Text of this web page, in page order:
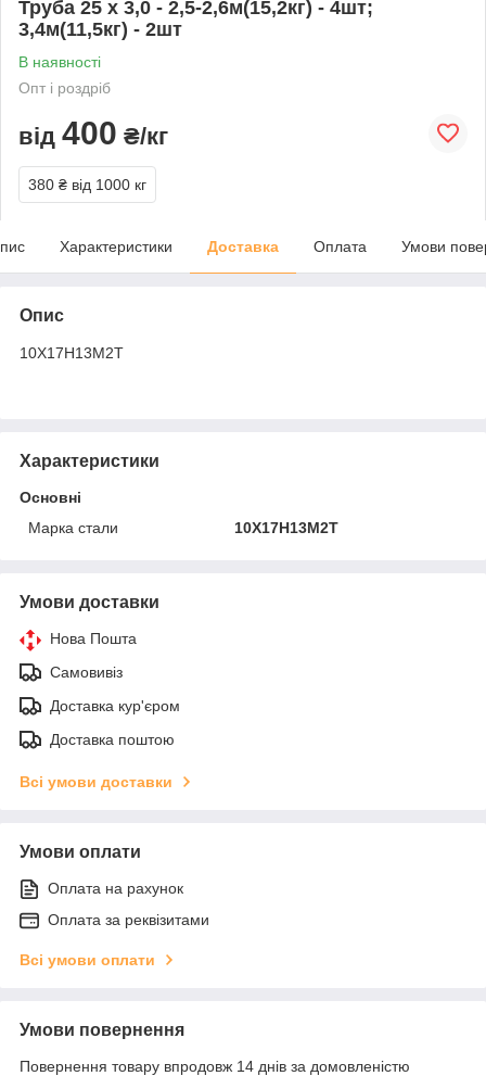
Труба 25 х 3,0 - 2,5-2,6м(15,2кг) - 4шт;
3,4м(11,5кг) - 2шт
В наявності
Опт і роздріб
від 400 ₴/кг
380 ₴ від 1000 кг
Характеристики Доставка Оплата Умови
Опис
10Х17Н13М2Т
Характеристики
Основні
Марка стали
10Х17Н13М2Т
Умови доставки
Нова Пошта
Самовивіз
Доставка кур'єром
Доставка поштою
Всі умови доставки
Умови оплати
Оплата на рахунок
Оплата за реквізитами
Всі умови оплати
Умови повернення
Повернення товару впродовж 14 днів за домовленістю